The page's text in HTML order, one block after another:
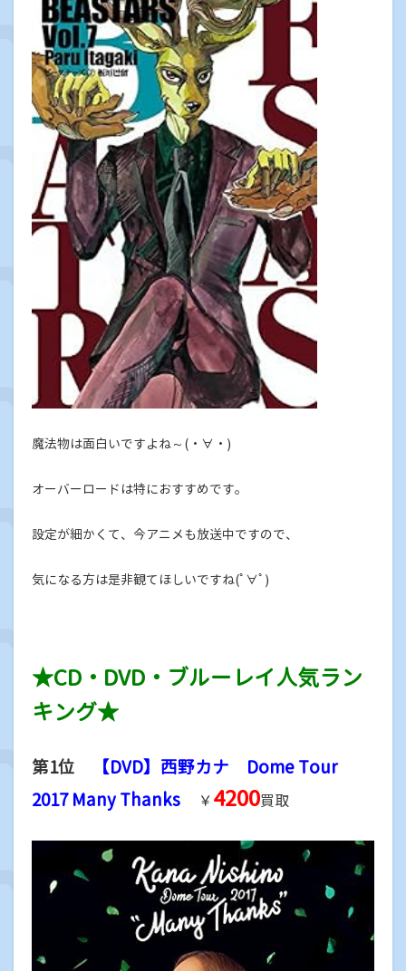
魔法物は面白いですよね～(・∀・)
オーバーロードは特におすすめです。
設定が細かくて、今アニメも放送中ですので、
気になる方は是非観てほしいですね(ﾟ∀ﾟ)
★CD・DVD・ブルーレイ人気ラン
キング★
第1位
【DVD】西野カナ Dome Tour
2017 Many Thanks ￥4200買取